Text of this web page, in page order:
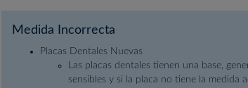
Medida Incorrecta
Placas Dentales Nuevas
Las placas dentales tienen una base,
sensibles y si la placa no tiene la medida